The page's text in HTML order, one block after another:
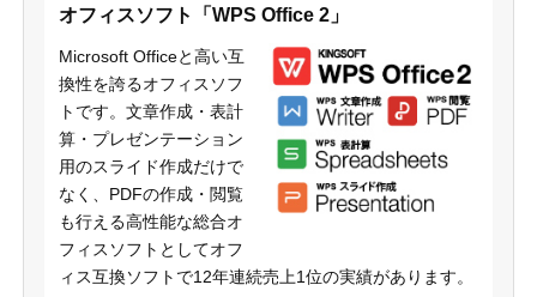
オフィスソフト「WPS Office 2」
Microsoft Officeと高い互
換性を誇るオフィスソフ
トです。文章作成・表計
算・プレゼンテーション
用のスライド作成だけで
なく、PDFの作成・閲覧
も行える高性能な総合オ
フィスソフトとしてオフ
ィス互換ソフトで12年連続売上1位の実績があります。